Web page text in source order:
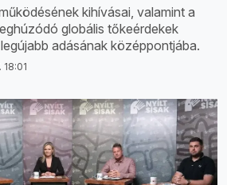
kihívásai, valamint a
globális tőkeérdekek
adásának középpontjába.
18:01